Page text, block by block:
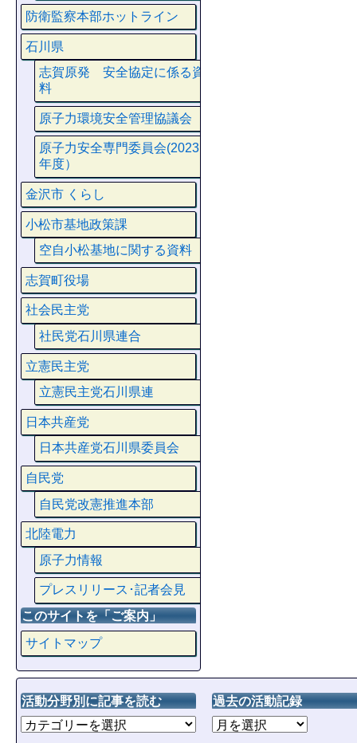
防衛監察本部ホットライン
石川県
志賀原発 安全協定に係る資
料
原子力環境安全管理協議会
原子力安全専門委員会(2023
年度）
金沢市 くらし
小松市基地政策課
空自小松基地に関する資料
志賀町役場
社会民主党
社民党石川県連合
立憲民主党
立憲民主党石川県連
日本共産党
日本共産党石川県委員会
自民党
自民党改憲推進本部
北陸電力
原子力情報
プレスリリース･記者会見
このサイトを「ご案内」
サイトマップ
活動分野別に記事を読む 過去の活動記録